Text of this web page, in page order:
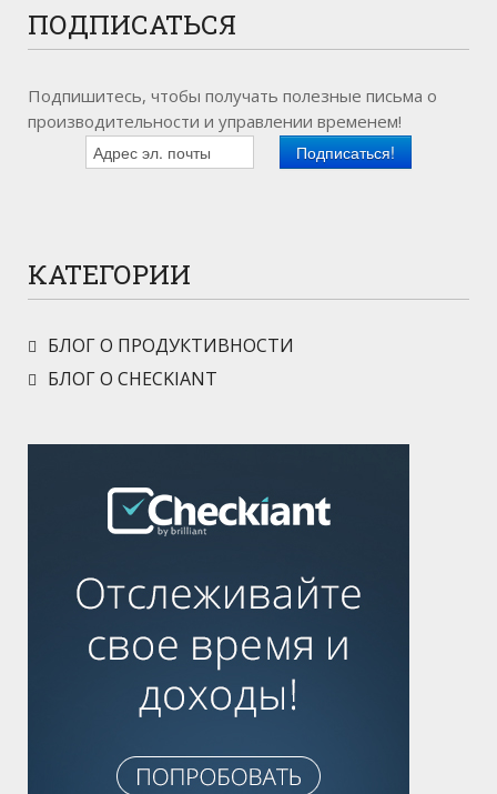
ПОДПИСАТЬСЯ
Подпишитесь, чтобы получать полезные письма о
производительности и управлении временем!
КАТЕГОРИИ
БЛОГ О ПРОДУКТИВНОСТИ
БЛОГ О CHECKIANT